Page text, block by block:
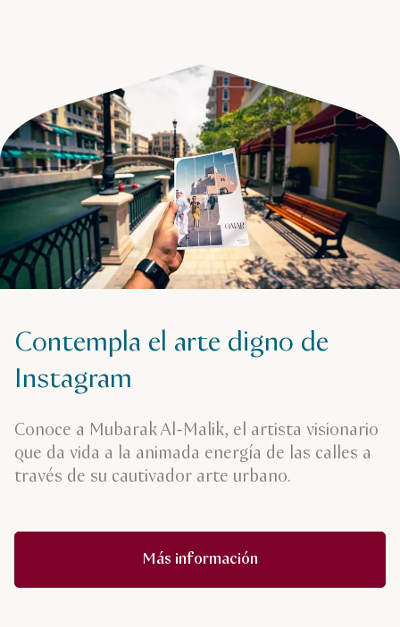
Contempla el arte digno de
Instagram
Conoce a Mubarak Al-Malik, el artista visionario
que da vida a la animada energía de las calles a
través de su cautivador arte urbano.
Más información